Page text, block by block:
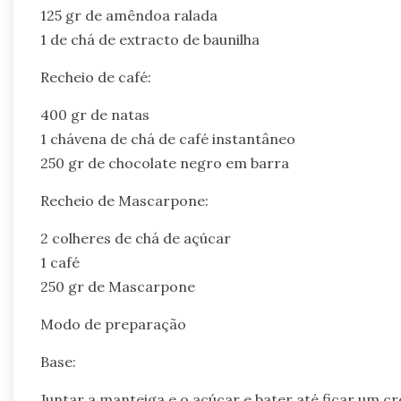
125 gr de amêndoa ralada
1 de chá de extracto de baunilha
Recheio de café:
400 gr de natas
1 chávena de chá de café instantâneo
250 gr de chocolate negro em barra
Recheio de Mascarpone:
2 colheres de chá de açúcar
1 café
250 gr de Mascarpone
Modo de preparação
Base: